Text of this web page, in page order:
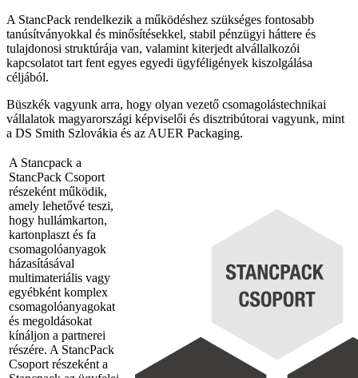
A StancPack rendelkezik a működéshez szükséges fontosabb
tanúsítványokkal és minősítésekkel, stabil pénzügyi háttere és
tulajdonosi struktúrája van, valamint kiterjedt alvállalkozói
kapcsolatot tart fent egyes egyedi ügyféligények kiszolgálása
céljából.
Büszkék vagyunk arra, hogy olyan vezető csomagolástechnikai
vállalatok magyarországi képviselői és disztribútorai vagyunk, mint
a DS Smith Szlovákia és az AUER Packaging.
A Stancpack a
StancPack Csoport
részeként működik,
amely lehetővé teszi,
hogy hullámkarton,
kartonplaszt és fa
csomagolóanyagok
házasításával
multimateriális vagy
egyébként komplex
csomagolóanyagokat
és megoldásokat
kínáljon a partnerei
részére. A StancPack
Csoport részeként a